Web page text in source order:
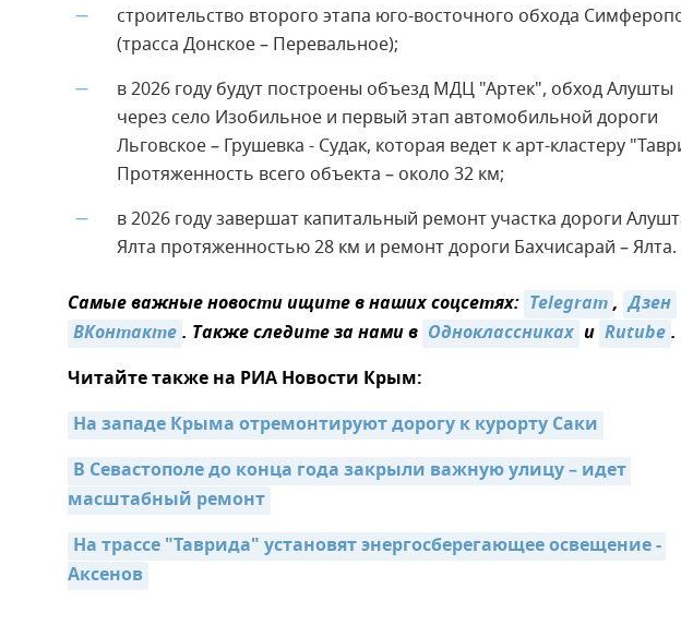
—
строительство второго этапа юго-восточного обхода
(трасса Донское – Перевальное);
—
в 2026 году будут построены объезд МДЦ "Артек", обход Алушты
через село Изобильное и первый этап автомобильной дороги
Льговское – Грушевка - Судак, которая ведет к арт-кластеру
Протяженность всего объекта – около 32 км;
—
в 2026 году завершат капитальный ремонт участка дороги
Ялта протяженностью 28 км и ремонт дороги Бахчисарай – Ялта.
Самые важные новости ищите в наших соцсетях: Telegram, Дзен
ВКонтакте. Также следите за нами в Одноклассниках и Rutube.
Читайте также на РИА Новости Крым:
На западе Крыма отремонтируют дорогу к курорту Саки
В Севастополе до конца года закрыли важную улицу – идет
масштабный ремонт
На трассе "Таврида" установят энергосберегающее освещение -
Аксенов